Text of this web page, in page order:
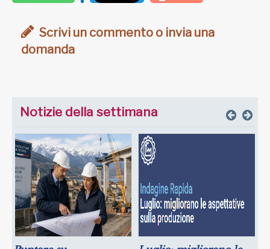
Scrivi un commento o invia una
domanda
Notizie della settimana